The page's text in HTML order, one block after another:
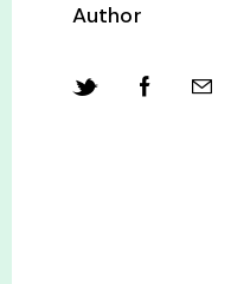
Author